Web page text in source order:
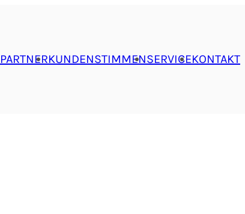
PARTNERKUNDENSTIMMENSERVICEKONTAKT